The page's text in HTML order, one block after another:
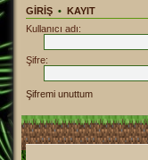
GIRIŞ • KAYIT
Kullanıcı adı:
Şifre:
Şifremi unuttum